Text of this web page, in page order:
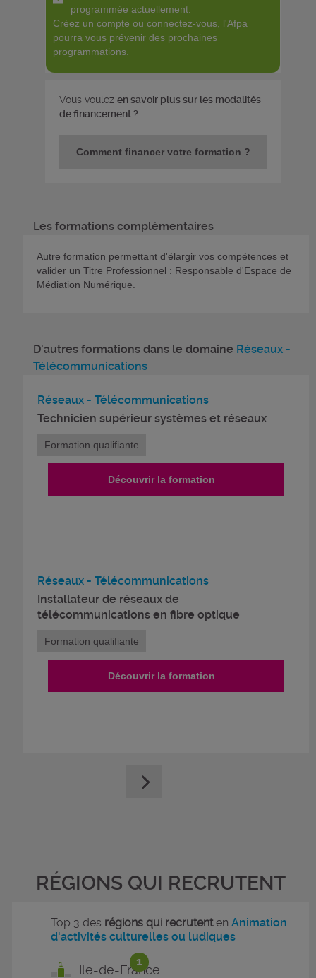
programmée actuellement.
Créez un compte ou connectez-vous , l'Afpa
pourra vous prévenir des prochaines
programmations.
Vous voulez en savoir plus sur les modalités
de financement ?
Comment financer votre formation ?
Les formations complémentaires
Autre formation permettant d'élargir vos compétences et
valider un Titre Professionnel : Responsable d'Espace de
Médiation Numérique.
D'autres formations dans le domaine Réseaux -
Télécommunications
Réseaux - Télécommunications
Technicien supérieur systèmes et réseaux
Formation qualifiante
Découvrir la formation
Réseaux - Télécommunications
Installateur de réseaux de
télécommunications en fibre optique
Formation qualifiante
Découvrir la formation
RÉGIONS QUI RECRUTENT
1
Top 3 des régions qui recrutentenAnimation
d'activités culturelles ou ludiques
Ile-de-France